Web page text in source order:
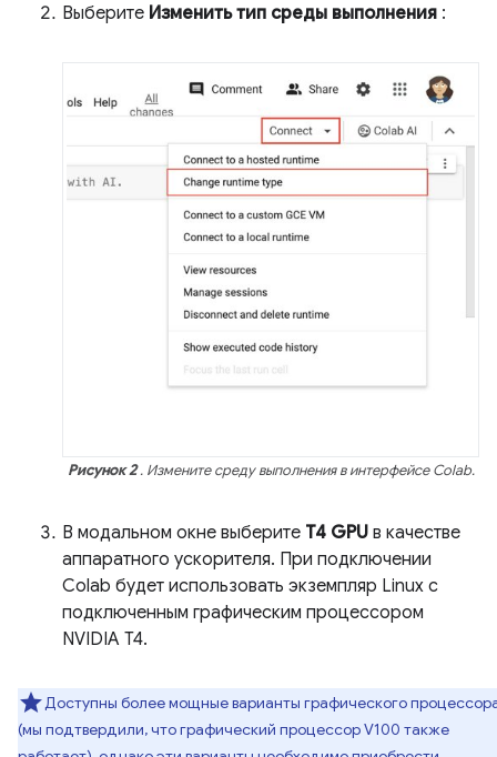
Выберите Изменить тип среды выполнения :
Рисунок 2. Измените среду выполнения в интерфейсе Colab.
В модальном окне выберите T4 GPU в качестве
аппаратного ускорителя. При подключении
Colab будет использовать экземпляр Linux с
подключенным графическим процессором
NVIDIA T4.
Доступны более мощные варианты графического
(мы подтвердили, что графический процессор V100 также